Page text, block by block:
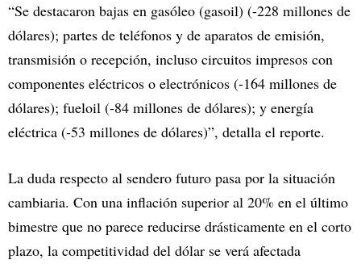
“Se destacaron bajas en gasóleo (gasoil) (-228 millones de
dólares); partes de teléfonos y de aparatos de emisión,
transmisión o recepción, incluso circuitos impresos con
componentes eléctricos o electrónicos (-164 millones de
dólares); fueloil (-84 millones de dólares); y energía
eléctrica (-53 millones de dólares)”, detalla el reporte.
La duda respecto al sendero futuro pasa por la situación
cambiaria. Con una inflación superior al 20% en el último
bimestre que no parece reducirse drásticamente en el corto
plazo, la competitividad del dólar se verá afectada